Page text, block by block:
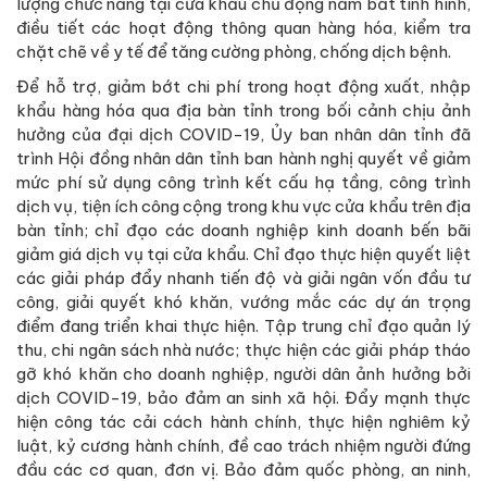
điều tiết các hoạt động thông quan hàng hóa, kiểm tra
chặt chẽ về y tế để tăng cường phòng, chống dịch bệnh.
Để hỗ trợ, giảm bớt chi phí trong hoạt động xuất, nhập
khẩu hàng hóa qua địa bàn tỉnh trong bối cảnh chịu ảnh
hưởng của đại dịch COVID-19, Ủy ban nhân dân tỉnh đã
trình Hội đồng nhân dân tỉnh ban hành nghị quyết về giảm
mức phí sử dụng công trình kết cấu hạ tầng, công trình
dịch vụ, tiện ích công cộng trong khu vực cửa khẩu trên địa
bàn tỉnh; chỉ đạo các doanh nghiệp kinh doanh bến bãi
giảm giá dịch vụ tại cửa khẩu. Chỉ đạo thực hiện quyết liệt
các giải pháp đẩy nhanh tiến độ và giải ngân vốn đầu tư
công, giải quyết khó khăn, vướng mắc các dự án trọng
điểm đang triển khai thực hiện. Tập trung chỉ đạo quản lý
thu, chi ngân sách nhà nước; thực hiện các giải pháp tháo
gỡ khó khăn cho doanh nghiệp, người dân ảnh hưởng bởi
dịch COVID-19, bảo đảm an sinh xã hội. Đẩy mạnh thực
hiện công tác cải cách hành chính, thực hiện nghiêm kỷ
luật, kỷ cương hành chính, đề cao trách nhiệm người đứng
đầu các cơ quan, đơn vị. Bảo đảm quốc phòng, an ninh,